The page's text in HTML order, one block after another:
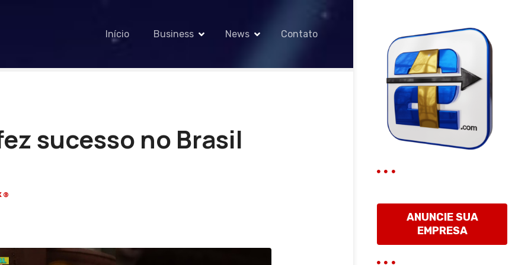
Início Business News Contato
sucesso no Brasil
ANUNCIE SUA
EMPRESA